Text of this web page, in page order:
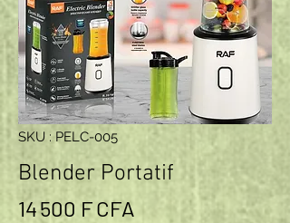
SKU : PELC-005
Blender Portatif
14 500 F CFA